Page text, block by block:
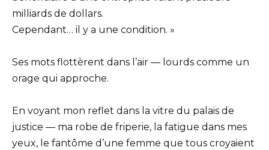
milliards de dollars.
Cependant… il y a une condition. »
Ses mots flottèrent dans l’air — lourds comme un
orage qui approche.
En voyant mon reflet dans la vitre du palais de
justice — ma robe de friperie, la fatigue dans mes
yeux, le fantôme d’une femme que tous croyaient